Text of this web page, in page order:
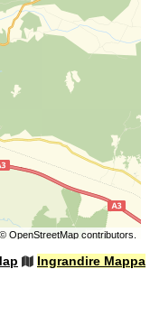
© OpenStreetMapcontributors.
Ingrandire Mappa